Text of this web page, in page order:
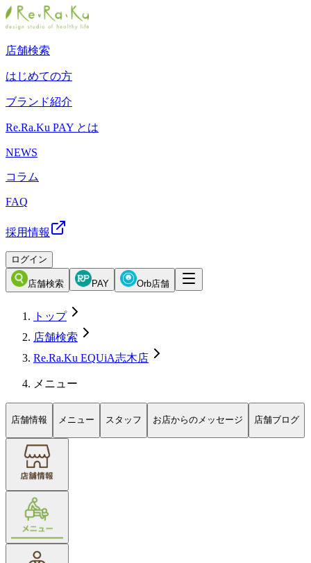
店舗検索
はじめての方
ブランド紹介
Re.Ra.Ku PAY とは
NEWS
コラム
FAQ
採用情報
ログイン
店舗検索 PAY Orb店舗
トップ
店舗検索
Re.Ra.Ku EQUiA志木店
メニュー
店舗情報 メニュー スタッフ お店からのメッセージ 店舗ブログ